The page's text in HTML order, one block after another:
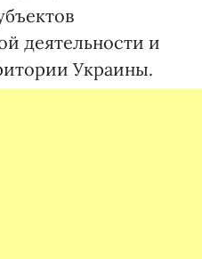
деятельности и
Украины.